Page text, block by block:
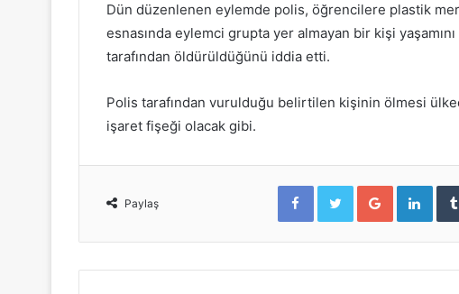
Dün düzenlenen eylemde polis, öğrencilere plastik
esnasında eylemci grupta yer almayan bir kişi
tarafından öldürüldüğünü iddia etti.
Polis tarafından vurulduğu belirtilen kişinin ölmesi
işaret fişeği olacak gibi.
Paylaş
F
e
b
o
T
t
t
r
G
g
l
+
L
k
e
I